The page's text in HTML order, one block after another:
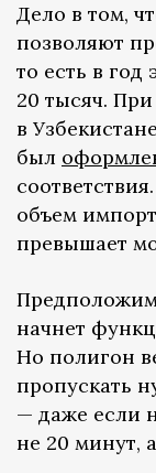
Дело в том,
позволяют
то есть в год
20 тысяч.
в
был
объем
превышает
начнет
Но полигон
пропускать
— даже если
не 20 минут,